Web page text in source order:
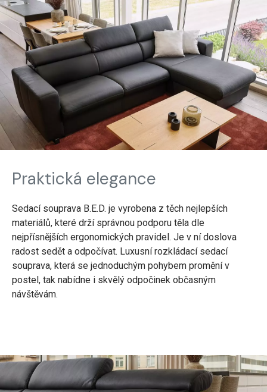
Praktická elegance
Sedací souprava B.E.D. je vyrobena z těch nejlepších
materiálů, které drží správnou podporu těla dle
nejpřísnějších ergonomických pravidel. Je v ní doslova
radost sedět a odpočívat. Luxusní rozkládací sedací
souprava, která se jednoduchým pohybem promění v
postel, tak nabídne i skvělý odpočinek občasným
návštěvám.